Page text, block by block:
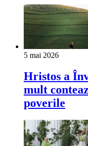
5 mai 2026
Hristos a
mult
poverile